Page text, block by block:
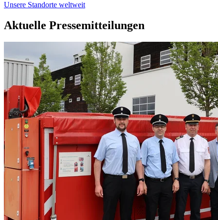
Unsere Standorte weltweit
Aktuelle Pressemitteilungen